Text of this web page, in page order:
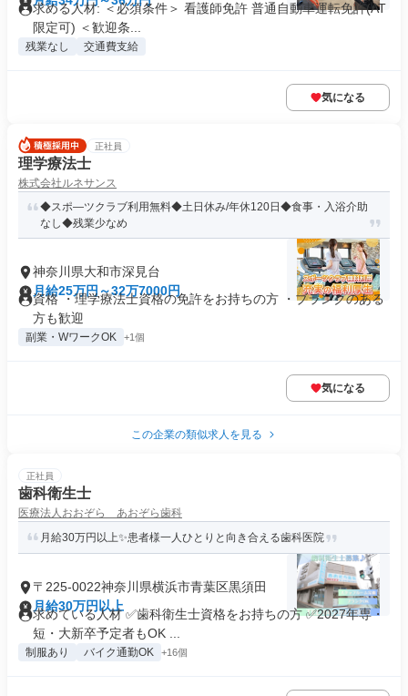
求める人材: ＜必須条件＞ 看護師免許 普通自動車運転免許(AT
限定可) ＜歓迎条...
残業なし 交通費支給
気になる
正社員
理学療法士
株式会社ルネサンス
◆スポ―ツクラブ利用無料◆土日休み/年休120日◆食事・入浴介助
なし◆残業少なめ
神奈川県大和市深見台
月給25万円～32万7000円
資格 ・理学療法士資格の免許をお持ちの方 ・ブランクのある
方も歓迎
副業・WワークOK +1個
気になる
この企業の類似求人を見る
正社員
歯科衛生士
医療法人おおぞら あおぞら歯科
月給30万円以上✨患者様一人ひとりと向き合える歯科医院
〒225-0022神奈川県横浜市青葉区黒須田
月給30万円以上
求めている人材 ✅歯科衛生士資格をお持ちの方 ✅2027年専・
短・大新卒予定者もOK ...
制服あり バイク通勤OK +16個